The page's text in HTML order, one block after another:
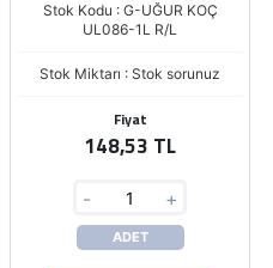
Stok Kodu : G-UĞUR KOÇ
UL086-1L R/L
Stok Miktarı : Stok sorunuz
Fiyat
148,53 TL
- +
ADET